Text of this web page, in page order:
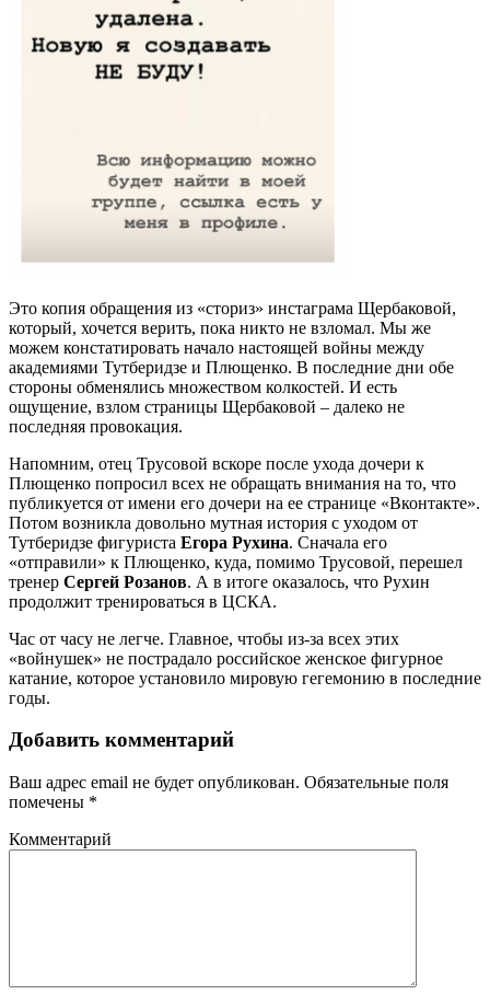
Это копия обращения из «сториз» инстаграма Щербаковой,
который, хочется верить, пока никто не взломал. Мы же
можем констатировать начало настоящей войны между
академиями Тутберидзе и Плющенко. В последние дни обе
стороны обменялись множеством колкостей. И есть
ощущение, взлом страницы Щербаковой – далеко не
последняя провокация.
Напомним, отец Трусовой вскоре после ухода дочери к
Плющенко попросил всех не обращать внимания на то, что
публикуется от имени его дочери на ее странице «Вконтакте».
Потом возникла довольно мутная история с уходом от
Тутберидзе фигуриста Егора Рухина. Сначала его
«отправили» к Плющенко, куда, помимо Трусовой, перешел
тренер Сергей Розанов. А в итоге оказалось, что Рухин
продолжит тренироваться в ЦСКА.
Час от часу не легче. Главное, чтобы из-за всех этих
«войнушек» не пострадало российское женское фигурное
катание, которое установило мировую гегемонию в последние
годы.
Добавить комментарий
Ваш адрес email не будет опубликован. Обязательные поля
помечены *
Комментарий